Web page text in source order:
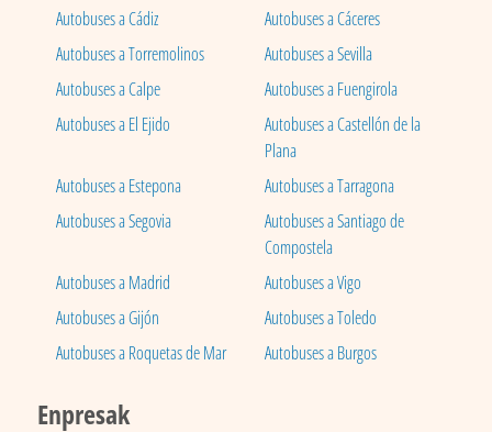
Autobuses a Cádiz
Autobuses a Cáceres
Autobuses a Torremolinos
Autobuses a Sevilla
Autobuses a Calpe
Autobuses a Fuengirola
Autobuses a El Ejido
Autobuses a Castellón de la
Plana
Autobuses a Estepona
Autobuses a Tarragona
Autobuses a Segovia
Autobuses a Santiago de
Compostela
Autobuses a Madrid
Autobuses a Vigo
Autobuses a Gijón
Autobuses a Toledo
Autobuses a Roquetas de Mar
Autobuses a Burgos
Enpresak